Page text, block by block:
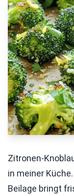
Zitronen-
in meiner
Beilage bringt